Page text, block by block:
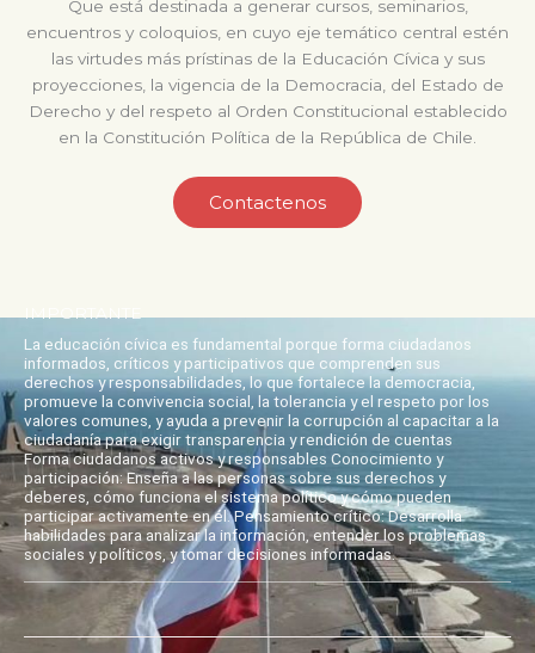
Que está destinada a generar cursos, seminarios,
encuentros y coloquios, en cuyo eje temático central estén
las virtudes más prístinas de la Educación Cívica y sus
proyecciones, la vigencia de la Democracia, del Estado de
Derecho y del respeto al Orden Constitucional establecido
en la Constitución Política de la República de Chile.
Contactenos
La educación cívica es fundamental porque forma ciudadanos
informados, críticos y participativos que comprenden sus
derechos y responsabilidades, lo que fortalece la democracia,
promueve la convivencia social, la tolerancia y el respeto por los
valores comunes, y ayuda a prevenir la corrupción al capacitar a la
ciudadanía para exigir transparencia y rendición de cuentas
Forma ciudadanos activos y responsables Conocimiento y
participación: Enseña a las personas sobre sus derechos y
deberes, cómo funciona el sistema político y cómo pueden
participar activamente en él. Pensamiento crítico: Desarrolla
habilidades para analizar la información, entender los problemas
sociales y políticos, y tomar decisiones informadas.